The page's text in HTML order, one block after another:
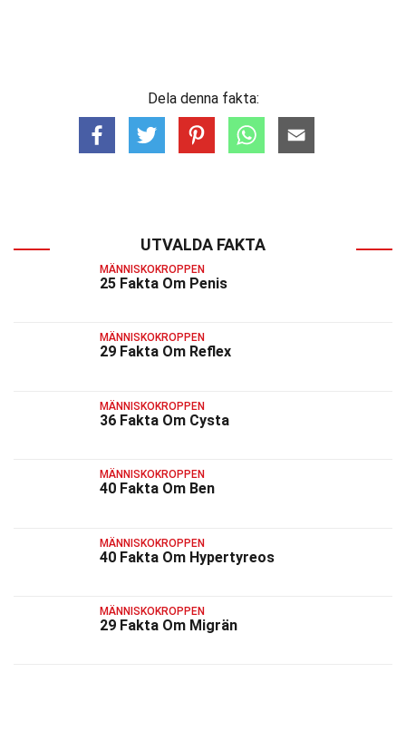
Dela denna fakta:
UTVALDA FAKTA
MÄNNISKOKROPPEN
25 Fakta Om Penis
MÄNNISKOKROPPEN
29 Fakta Om Reflex
MÄNNISKOKROPPEN
36 Fakta Om Cysta
MÄNNISKOKROPPEN
40 Fakta Om Ben
MÄNNISKOKROPPEN
40 Fakta Om Hypertyreos
MÄNNISKOKROPPEN
29 Fakta Om Migrän